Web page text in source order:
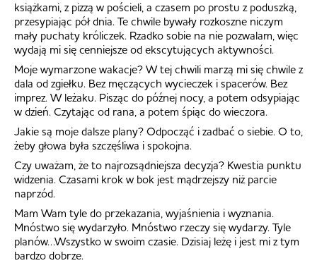
książkami, z pizzą w pościeli, a czasem po prostu z poduszką,
przesypiając pół dnia. Te chwile bywały rozkoszne niczym
mały puchaty króliczek. Rzadko sobie na nie pozwalam, więc
wydają mi się cenniejsze od ekscytujących aktywności.
Moje wymarzone wakacje? W tej chwili marzą mi się chwile z
dala od zgiełku. Bez męczących wycieczek i spacerów. Bez
imprez. W leżaku. Pisząc do późnej nocy, a potem odsypiając
w dzień. Czytając od rana, a potem śpiąc do wieczora.
Jakie są moje dalsze plany? Odpocząć i zadbać o siebie. O to,
żeby głowa była szczęśliwa i spokojna.
Czy uważam, że to najrozsądniejsza decyzja? Kwestia punktu
widzenia. Czasami krok w bok jest mądrzejszy niż parcie
naprzód.
Mam Wam tyle do przekazania, wyjaśnienia i wyznania.
Mnóstwo się wydarzyło. Mnóstwo rzeczy się wydarzy. Tyle
planów…Wszystko w swoim czasie. Dzisiaj leżę i jest mi z tym
bardzo dobrze.